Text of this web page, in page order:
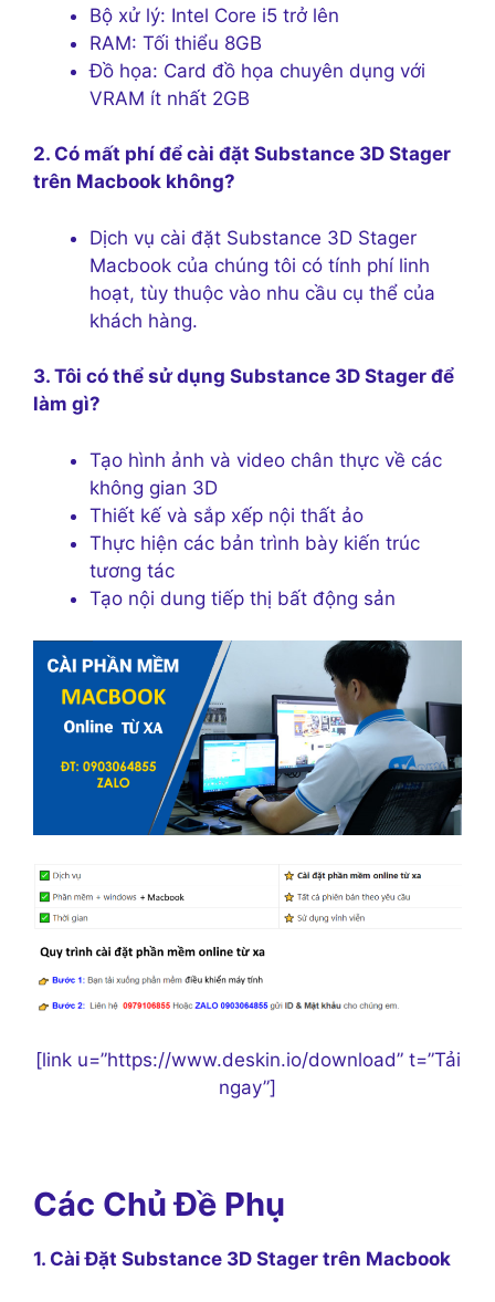
Bộ xử lý: Intel Core i5 trở lên
RAM: Tối thiểu 8GB
Đồ họa: Card đồ họa chuyên dụng với
VRAM ít nhất 2GB
2. Có mất phí để cài đặt Substance 3D Stager
trên Macbook không?
Dịch vụ cài đặt Substance 3D Stager
Macbook của chúng tôi có tính phí linh
hoạt, tùy thuộc vào nhu cầu cụ thể của
khách hàng.
3. Tôi có thể sử dụng Substance 3D Stager để
làm gì?
Tạo hình ảnh và video chân thực về các
không gian 3D
Thiết kế và sắp xếp nội thất ảo
Thực hiện các bản trình bày kiến trúc
tương tác
Tạo nội dung tiếp thị bất động sản
[link u=”https://www.deskin.io/download” t=”Tải
ngay”]
Các Chủ Đề Phụ
1. Cài Đặt Substance 3D Stager trên Macbook